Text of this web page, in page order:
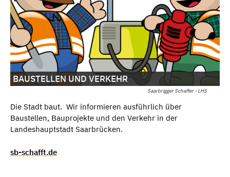
Saarbrigger Schaffer - LHS
BAUSTELLEN UND VERKEHR
Die Stadt baut. Wir informieren ausführlich über
Baustellen, Bauprojekte und den Verkehr in der
Landeshauptstadt Saarbrücken.
sb-schafft.de